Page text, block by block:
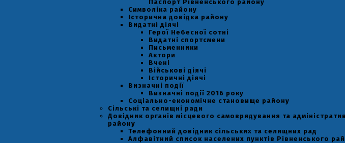
Паспорт Рівненського району
Символіка району
Історична довідка району
Видатні діячі
Герої Небесної сотні
Видатні спортсмени
Письменники
Актори
Вчені
Військові діячі
Історичні діячі
Визначні події
Визначні події 2016 року
Соціально-економічне становище району
Сільські та селищні ради
Довідник органів місцевого самоврядування та
району
Телефонний довідник сільських та селищних рад
Алфавітний список населених пунктів Рівненського